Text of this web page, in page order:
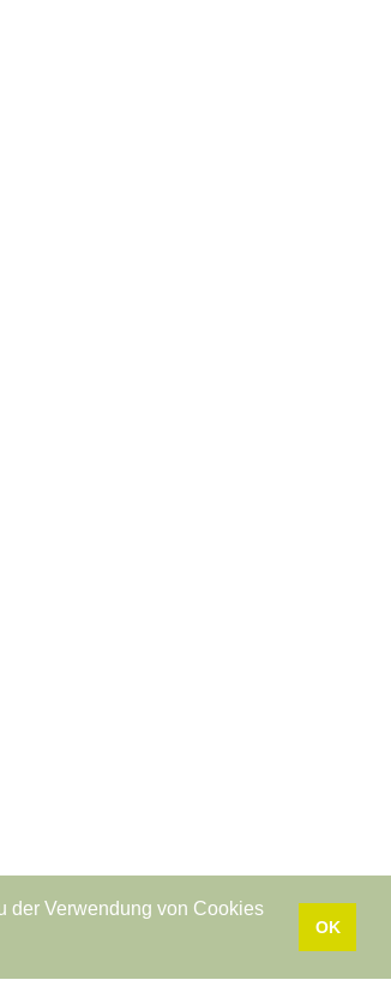
der Verwendung von Cookies
OK
• Impressum